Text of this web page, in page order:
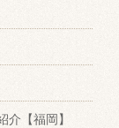
介【福岡】